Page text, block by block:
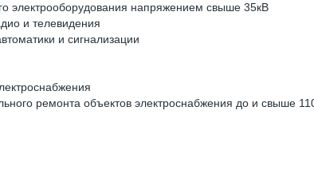
электрооборудования напряжением свыше 35кВ
и телевидения
и сигнализации
ремонта объектов электроснабжения до и свыше